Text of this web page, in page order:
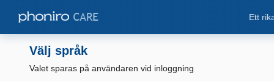
Ett
Välj språk
Valet sparas på användaren vid inloggning